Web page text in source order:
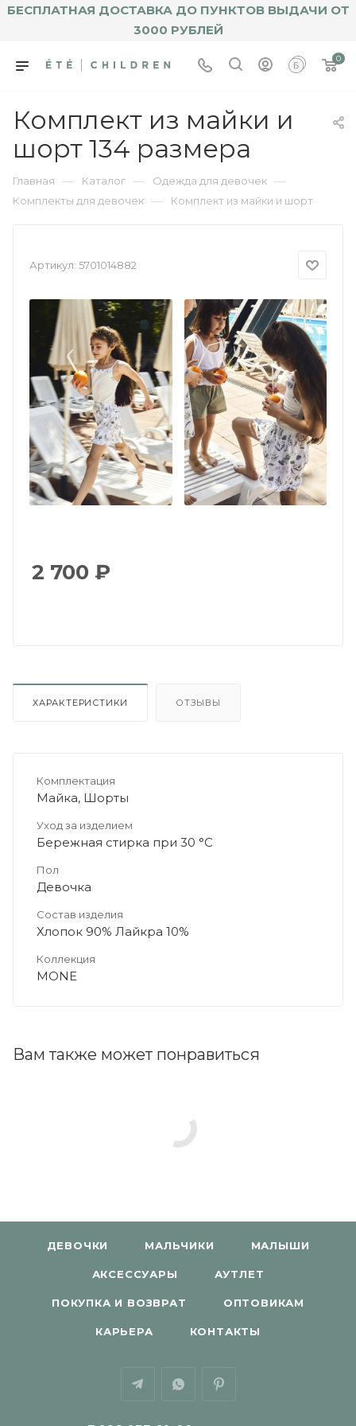
БЕСПЛАТНАЯ ДОСТАВКА ДО ПУНКТОВ ВЫДАЧИ ОТ
3000 РУБЛЕЙ
0
Комплект из майки и
шорт 134 размера
Главная — Каталог — Одежда для девочек —
Комплекты для девочек — Комплект из майки и шорт
Артикул: 5701014882
2 700 ₽
ХАРАКТЕРИСТИКИ ОТЗЫВЫ
Комплектация
Майка, Шорты
Уход за изделием
Бережная стирка при 30 °C
Пол
Девочка
Состав изделия
Хлопок 90% Лайкра 10%
Коллекция
MONE
Вам также может понравиться
ДЕВОЧКИ МАЛЬЧИКИ МАЛЫШИ
АКСЕССУАРЫ АУТЛЕТ
ПОКУПКА И ВОЗВРАТ ОПТОВИКАМ
КАРЬЕРА КОНТАКТЫ